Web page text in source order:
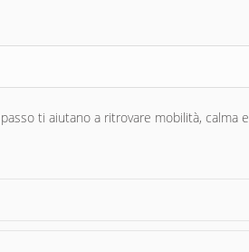
ti aiutano a ritrovare mobilità, calma e